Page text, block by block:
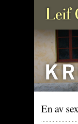
En av